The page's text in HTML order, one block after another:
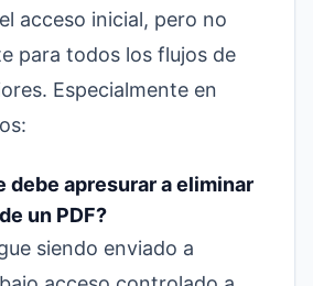
acceso inicial, pero no
para todos los flujos de
Especialmente en
debe apresurar a eliminar
un PDF?
siendo enviado a